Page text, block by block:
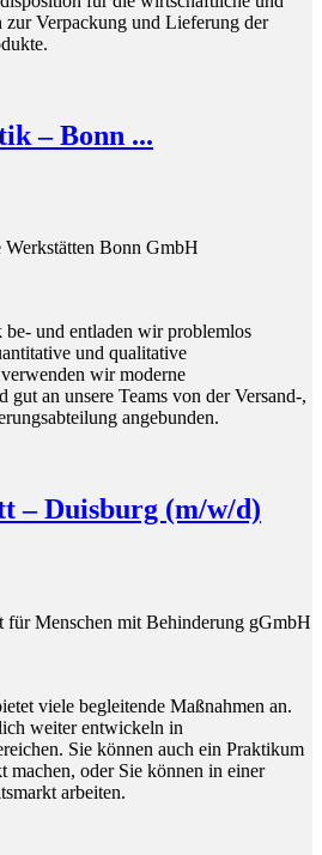
zur Verpackung und Lieferung der
– Bonn ...
Bonn GmbH
und entladen wir problemlos
und qualitative
wir moderne
gut an unsere Teams von der Versand-,
angebunden.
– Duisburg (m/w/d)
für Menschen mit Behinderung gGmbH
viele begleitende Maßnahmen an.
weiter entwickeln in
Sie können auch ein Praktikum
machen, oder Sie können in einer
arbeiten.